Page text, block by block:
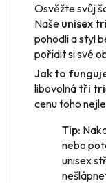
Osvěžte svůj
Naše unisex
pohodlí a styl
pořídit si své
Jak to
libovolná tři
cenu toho
Tip:
nebo
unisex